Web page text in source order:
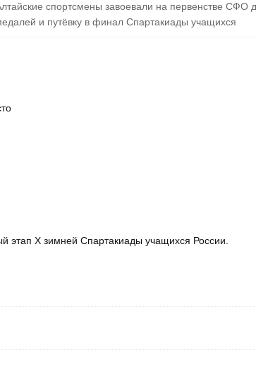
спортсмены завоевали на первенстве СФО
и путёвку в финал Спартакиады учащихся
этап Х зимней Спартакиады учащихся России.